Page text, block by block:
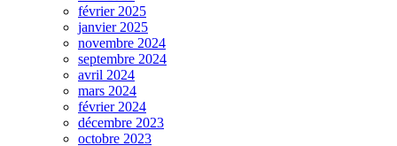
février 2025
janvier 2025
novembre 2024
septembre 2024
avril 2024
mars 2024
février 2024
décembre 2023
octobre 2023